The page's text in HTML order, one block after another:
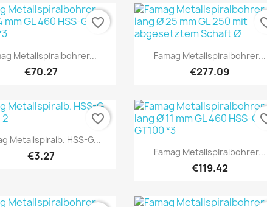
Quick view
Metallspiralbohrer...
€70.27
favorite_border
Quick view
Famag Metallspiralbohrer...
€277.09
Quick view
Metallspiralb. HSS-G...
€3.27
favorite_border
Quick view
Famag Metallspiralbohrer...
€119.42